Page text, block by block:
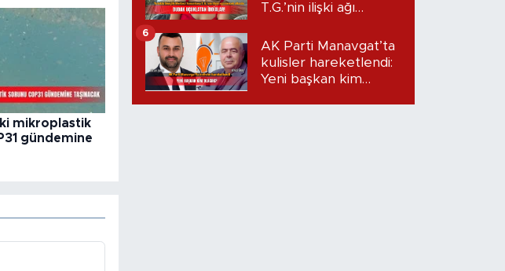
mikroplastik
gündemine
T.G.’nin ilişki ağı
Dudak uçuklatan
iddialar!
AK Parti Manavgat’ta
kulisler hareketlendi:
Yeni başkan kim
6